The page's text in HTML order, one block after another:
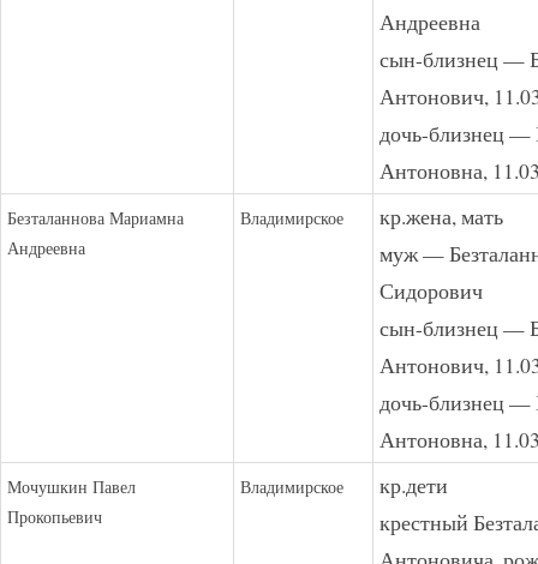
Андреевна
сын-близнец —
Антонович,
дочь-близнец —
Антоновна,
Безталаннова Мариамна
Андреевна
Владимирское
кр.жена, мать
муж —
Сидорович
сын-близнец —
Антонович,
дочь-близнец —
Антоновна,
Мочушкин Павел
Прокопьевич
Владимирское
кр.дети
крестный